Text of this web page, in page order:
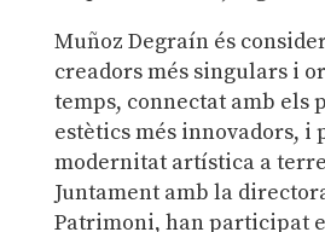
Muñoz Degraín és
creadors més singulars i
temps, connectat amb els
estètics més innovadors, i
modernitat artística a
Juntament amb la
Patrimoni, han participat